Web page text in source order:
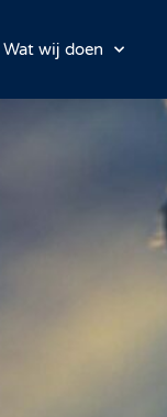
Wat wij doen